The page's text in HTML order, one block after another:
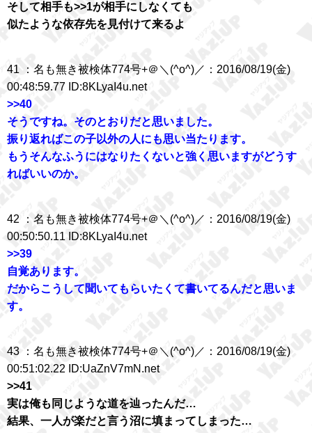
そして相手も>>1が相手にしなくても
似たような依存先を見付けて来るよ
41 ：名も無き被検体774号+＠＼(^o^)／：2016/08/19(金)
00:48:59.77 ID:8KLyaI4u.net
>>40
そうですね。そのとおりだと思いました。
振り返ればこの子以外の人にも思い当たります。
もうそんなふうにはなりたくないと強く思いますがどうす
ればいいのか。
42 ：名も無き被検体774号+＠＼(^o^)／：2016/08/19(金)
00:50:50.11 ID:8KLyaI4u.net
>>39
自覚あります。
だからこうして聞いてもらいたくて書いてるんだと思いま
す。
43 ：名も無き被検体774号+＠＼(^o^)／：2016/08/19(金)
00:51:02.22 ID:UaZnV7mN.net
>>41
実は俺も同じような道を辿ったんだ…
結果、一人が楽だと言う沼に填まってしまった…